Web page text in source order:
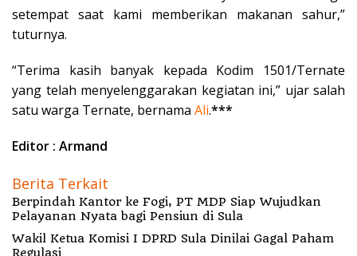
setempat saat kami memberikan makanan sahur,”
tuturnya.
“Terima kasih banyak kepada Kodim 1501/Ternate
yang telah menyelenggarakan kegiatan ini,” ujar salah
satu warga Ternate, bernama Ali.***
Editor : Armand
Berita Terkait
Berpindah Kantor ke Fogi, PT MDP Siap Wujudkan
Pelayanan Nyata bagi Pensiun di Sula
Wakil Ketua Komisi I DPRD Sula Dinilai Gagal Paham
Regulasi